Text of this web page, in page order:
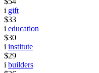
i gift
$33
i education
$30
i institute
$29
i builders